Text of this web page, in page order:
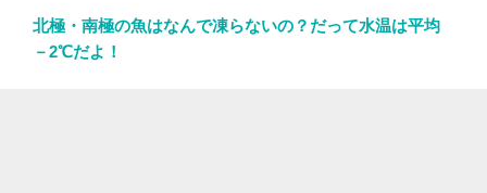
北極・南極の魚はなんで凍らないの？だって水温は平均
－2℃だよ！